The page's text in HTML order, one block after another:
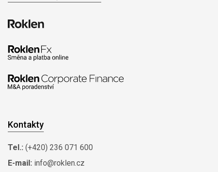
Kontakty
Tel.: (+420) 236 071 600
E-mail: info@roklen.cz